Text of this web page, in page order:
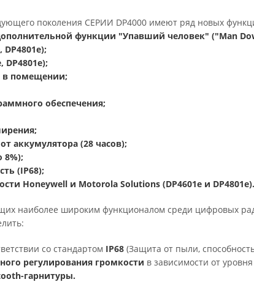
поколения СЕРИИ DP4000 имеют ряд новых
функции "Упавший человек" ("Man
DP4801e);
в помещении;
обеспечения;
аккумулятора (28 часов);
8%);
(IP68);
Honeywell и Motorola Solutions (DP4601e и DP4801e).
наиболее широким функционалом среди цифровых
со стандартом IP68 (Защита от пыли,
регулирования громкости в зависимости от
гарнитуры.